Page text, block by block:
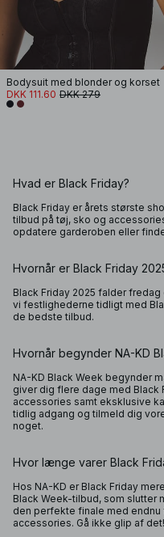
Bodysuit med blonder og korset
DKK 111.60 DKK 279
Hvad er Black Friday?
Black Friday er årets største
tilbud på tøj, sko og
opdatere garderoben eller
Hvornår er Black Friday
Black Friday 2025 falder
vi festlighederne tidligt med
de bedste tilbud.
Hvornår begynder NA-KD
NA-KD Black Week begynder
giver dig flere dage med Black
accessories samt eksklusive
tidlig adgang og tilmeld dig
noget.
Hvor længe varer Black
Hos NA-KD er Black Friday
Black Week-tilbud, som slutter
den perfekte finale med
accessories. Gå ikke glip af det!